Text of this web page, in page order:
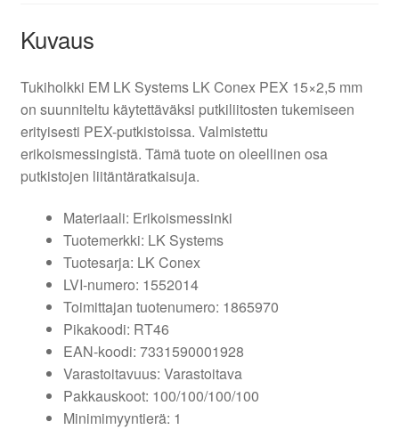
Kuvaus
Tukiholkki EM LK Systems LK Conex PEX 15×2,5 mm
on suunniteltu käytettäväksi putkiliitosten tukemiseen
erityisesti PEX-putkistoissa. Valmistettu
erikoismessingistä. Tämä tuote on oleellinen osa
putkistojen liitäntäratkaisuja.
Materiaali: Erikoismessinki
Tuotemerkki: LK Systems
Tuotesarja: LK Conex
LVI-numero: 1552014
Toimittajan tuotenumero: 1865970
Pikakoodi: RT46
EAN-koodi: 7331590001928
Varastoitavuus: Varastoitava
Pakkauskoot: 100/100/100/100
Minimimyyntierä: 1